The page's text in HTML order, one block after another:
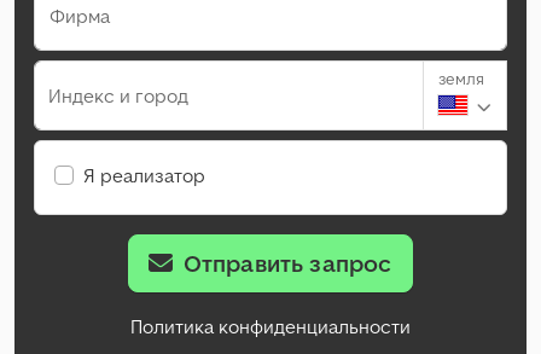
Фирма
Индекс и город
земля
Я реализатор
Отправить запрос
Политика конфиденциальности